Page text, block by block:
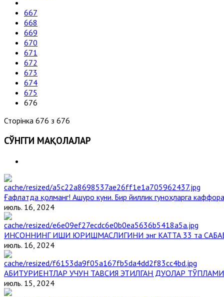
667
668
669
670
671
672
673
674
675
676
Сторінка 676 з 676
СЎНГГИ МАҚОЛАЛАР
Ғафлатда қолманг! Ашуро куни. Бир йиллик гуноҳларга
июль. 16, 2024
ИНСОННИНГ ИШИ ЮРИШМАСЛИГИНИ энг КАТТА 33 та
июль. 16, 2024
АБИТУРИЕНТЛАР УЧУН ТАВСИЯ ЭТИЛГАН ДУОЛАР ТЎПЛАМИ
июль. 15, 2024